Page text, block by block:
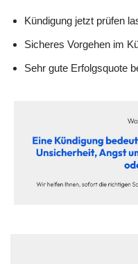
Kündigung jetzt prüfen
Sicheres Vorgehen im
Sehr gute Erfolgsquote